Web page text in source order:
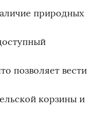
природных
позволяет вести
корзины и